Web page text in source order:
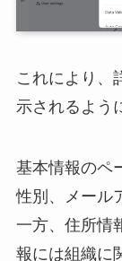
これにより、
示されるよう
基本情報のペ
性別、メール
一方、住所情
報には組織に